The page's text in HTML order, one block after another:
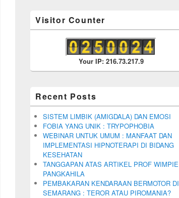
Visitor Counter
Your IP: 216.73.217.9
Recent Posts
SISTEM LIMBIK (AMIGDALA) DAN EMOSI
FOBIA YANG UNIK : TRYPOPHOBIA
WEBINAR UNTUK UMUM : MANFAAT DAN
IMPLEMENTASI HIPNOTERAPI DI BIDANG
KESEHATAN
TANGGAPAN ATAS ARTIKEL PROF WIMPIE
PANGKAHILA
PEMBAKARAN KENDARAAN BERMOTOR DI
SEMARANG : TEROR ATAU PIROMANIA?